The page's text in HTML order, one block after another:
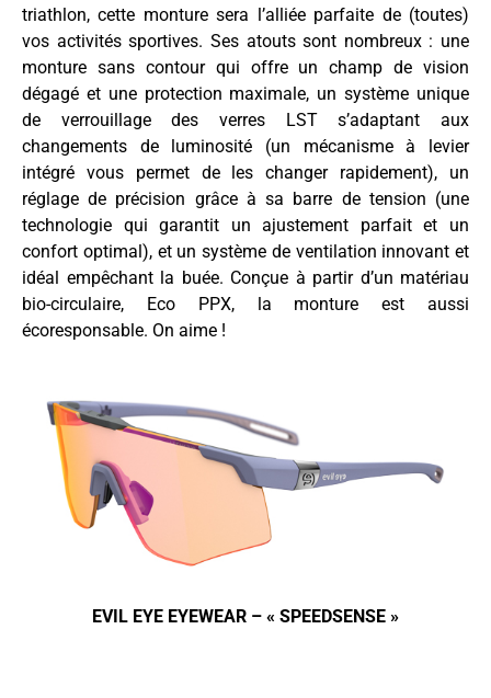
triathlon, cette monture sera l’alliée parfaite de (toutes)
vos activités sportives. Ses atouts sont nombreux : une
monture sans contour qui offre un champ de vision
dégagé et une protection maximale, un système unique
de verrouillage des verres LST s’adaptant aux
changements de luminosité (un mécanisme à levier
intégré vous permet de les changer rapidement), un
réglage de précision grâce à sa barre de tension (une
technologie qui garantit un ajustement parfait et un
confort optimal), et un système de ventilation innovant et
idéal empêchant la buée. Conçue à partir d’un matériau
bio-circulaire, Eco PPX, la monture est aussi
écoresponsable. On aime !
EVIL EYE EYEWEAR – « SPEEDSENSE »